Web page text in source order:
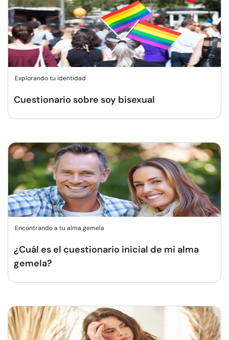
Explorando tu identidad
Cuestionario sobre soy bisexual
Encontrando a tu alma gemela
¿Cuál es el cuestionario inicial de mi alma
gemela?